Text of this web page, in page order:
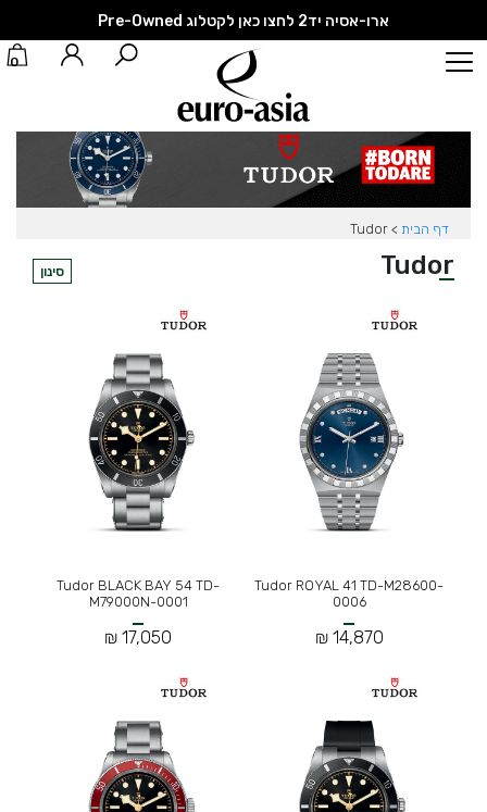
ארו-אסיה יד2 לחצו כאן לקטלוג Pre-Owned
0
דף הבית >
Tudor סינון
Tudor ROYAL 41 TD-M28600-
0006
14,870 ₪
Tudor BLACK BAY 54 TD-
M79000N-0001
17,050 ₪